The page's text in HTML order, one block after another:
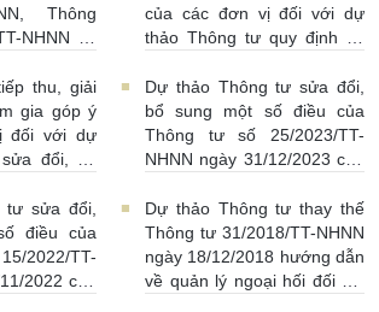
30/05/2025 | 08:13:00
Thông
NHNN và
2025 |
của các đơn vị đối với dự
thảo Thông tư quy định về
chức tài chính vi mô
23/05/2025 | 21:15:00
thu, giải
gia góp ý
đối với dự
đổi, bổ
NHNN
quy định về
đối với tổ
05/2025 |
Dự thảo Thông tư sửa đổi,
bổ sung một số điều của
Thông tư số 25/2023/TT-
NHNN ngày 31/12/2023 của
nước quy định về công tác
thi đua, khen thưởng ngành
Ngân hàng
22/05/2025 |
17:21:00
tư sửa đổi,
điều của
2022/TT-
2022 của
Dự thảo Thông tư thay thế
Thông tư 31/2018/TT-NHNN
ngày 18/12/2018 hướng dẫn
về quản lý ngoại hối đối với